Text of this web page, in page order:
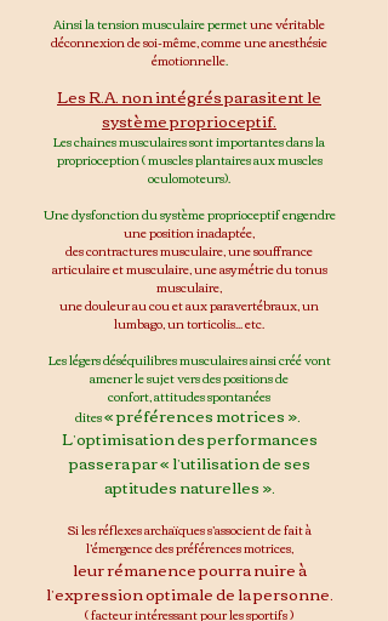
Ainsi la tension musculaire permetune véritable
déconnexion de soi-même, comme une anesthésie
émotionnelle.
Les R.A. non intégrés parasitent le
système proprioceptif.
Les chaines musculaires sont importantes dans la
proprioception( muscles plantaires aux muscles
oculomoteurs).
Une dysfonction du système proprioceptif engendre
une position inadaptée,
des contractures musculaire, une souffrance
articulaire et musculaire, une asymétrie du tonus
musculaire,
une douleur au cou et aux paravertébraux, un
lumbago, un torticolis... etc.
Les légers déséquilibres musculaires ainsi créé vont
amener le sujet vers des positionsde
confort,attitudes spontanées
dites« préférences motrices ».
L’optimisation des performances
passera par « l’utilisation de ses
aptitudes naturelles ».
Si les réflexes archaïques s’associent de fait à
l’émergence des préférences motrices,
leur rémanence pourra nuire à
l’expression optimale de la personne.
(facteur intéressant pour les sportifs)